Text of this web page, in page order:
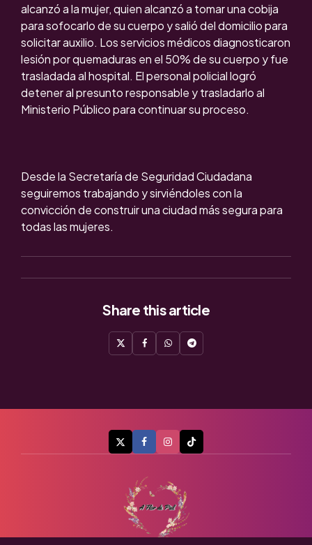
alcanzó a la mujer, quien alcanzó a tomar una cobija
para sofocarlo de su cuerpo y salió del domicilio para
solicitar auxilio. Los servicios médicos diagnosticaron
lesión por quemaduras en el 50% de su cuerpo y fue
trasladada al hospital. El personal policial logró
detener al presunto responsable y trasladarlo al
Ministerio Público para continuar su proceso.
Desde la Secretaría de Seguridad Ciudadana
seguiremos trabajando y sirviéndoles con la
convicción de construir una ciudad más segura para
todas las mujeres.
Share this article